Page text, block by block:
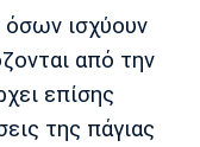
ισχύουν
από την
επίσης
της πάγιας